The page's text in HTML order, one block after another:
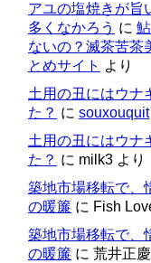
アユの塩焼きが旨
多くなかろう に
ないの？滅茶苦茶
とめサイト より
土用の丑にはウナ
た？ に souxouquit
土用の丑にはウナ
た？ に milk3 より
築地市場移転で、
の暖簾 に Fish
築地市場移転で、
の暖簾 に 荒井正慶